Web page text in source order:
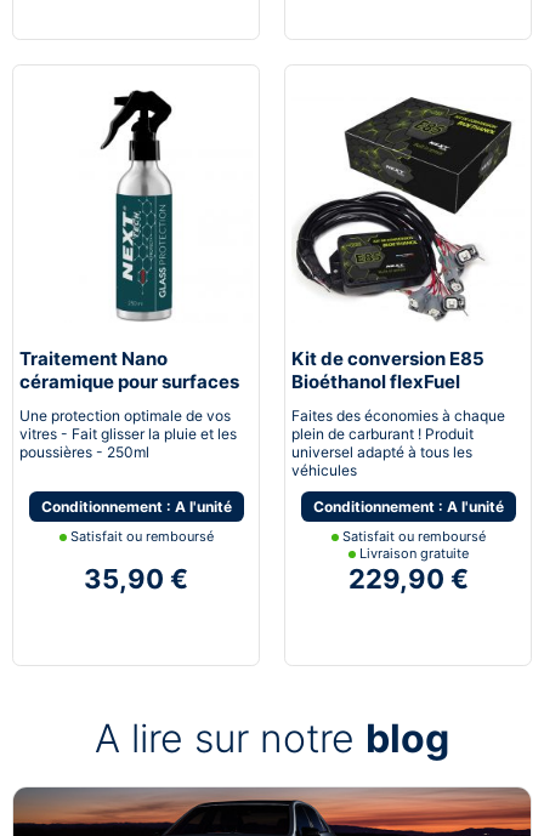
Traitement Nano
céramique pour surfaces
Une protection optimale de vos
vitres - Fait glisser la pluie et les
poussières - 250ml
Conditionnement : A l'unité
Satisfait ou remboursé
35,90 €
Kit de conversion E85
Bioéthanol flexFuel
converter
Faites des économies à chaque
plein de carburant ! Produit
universel adapté à tous les
véhicules
Conditionnement : A l'unité
Satisfait ou remboursé
Livraison gratuite
229,90 €
A lire sur notre blog